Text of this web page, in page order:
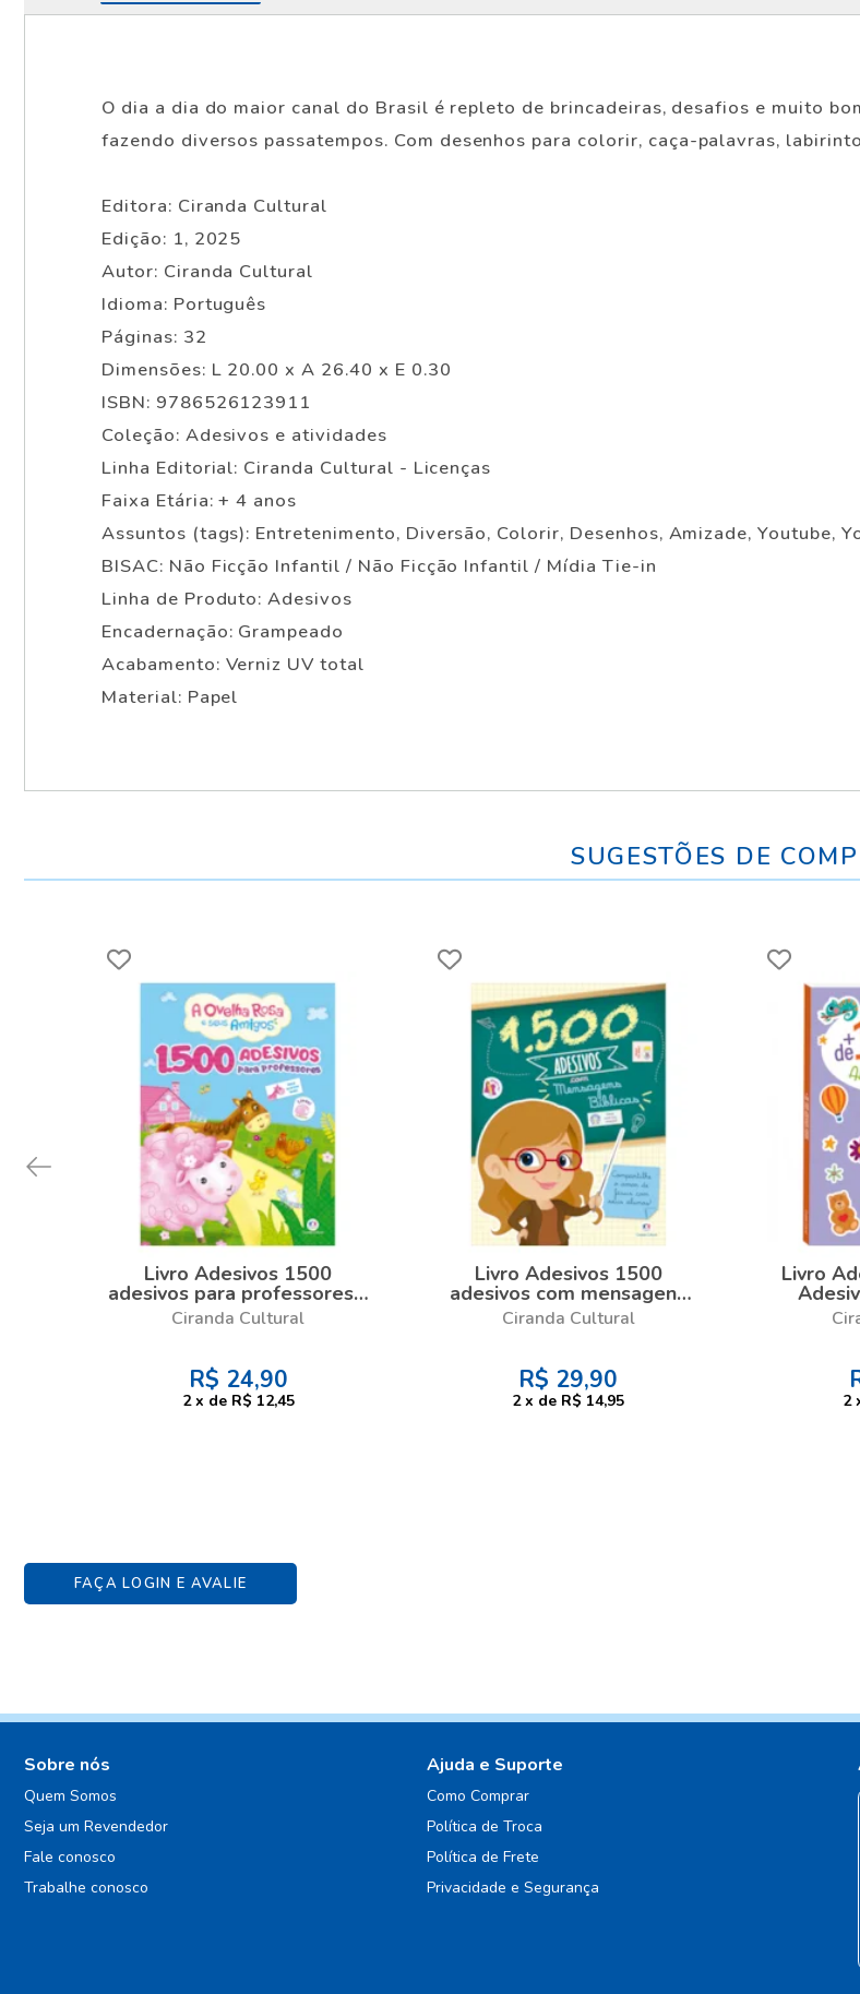
O dia a dia do maior canal do Brasil é repleto de brincadeiras, desafios e muito
fazendo diversos passatempos. Com desenhos para colorir, caça-palavras,
Editora: Ciranda Cultural
Edição: 1, 2025
Autor: Ciranda Cultural
Idioma: Português
Páginas: 32
Dimensões: L 20.00 x A 26.40 x E 0.30
ISBN: 9786526123911
Coleção: Adesivos e atividades
Linha Editorial: Ciranda Cultural - Licenças
Faixa Etária: + 4 anos
Assuntos (tags): Entretenimento, Diversão, Colorir, Desenhos, Amizade, Youtube,
BISAC: Não Ficção Infantil / Não Ficção Infantil / Mídia Tie-in
Linha de Produto: Adesivos
Encadernação: Grampeado
Acabamento: Verniz UV total
Material: Papel
SUGESTÕES DE
Livro Adesivos 1500
adesivos para professores -
A ovelha rosa e seus
amigos
Ciranda Cultural
R$ 24,90
2 x de R$ 12,45
Livro Adesivos 1500
adesivos com mensagens
bíblicas
Ciranda Cultural
R$ 29,90
2 x de R$ 14,95
Livro
2
FAÇA LOGIN E AVALIE
Sobre nós
Quem Somos
Seja um Revendedor
Fale conosco
Trabalhe conosco
Ajuda e Suporte
Como Comprar
Política de Troca
Política de Frete
Privacidade e Segurança